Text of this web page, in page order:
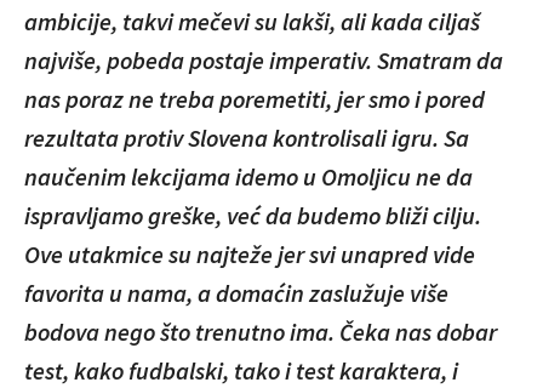
ambicije, takvi mečevi su lakši, ali kada ciljaš
najviše, pobeda postaje imperativ. Smatram da
nas poraz ne treba poremetiti, jer smo i pored
rezultata protiv Slovena kontrolisali igru. Sa
naučenim lekcijama idemo u Omoljicu ne da
ispravljamo greške, već da budemo bliži cilju.
Ove utakmice su najteže jer svi unapred vide
favorita u nama, a domaćin zaslužuje više
bodova nego što trenutno ima. Čeka nas dobar
test, kako fudbalski, tako i test karaktera, i